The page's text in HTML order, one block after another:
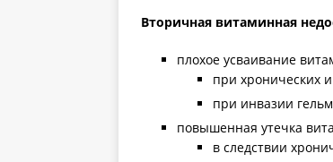
Вторичная витаминная
плохое усваивание
при хронических
при инвазии
повышенная утечка
в следствии